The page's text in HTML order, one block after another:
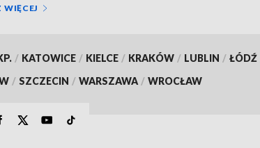
/ KATOWICE / KIELCE / KRAKÓW / LUBLIN / ŁÓDŹ
/ SZCZECIN / WARSZAWA / WROCŁAW